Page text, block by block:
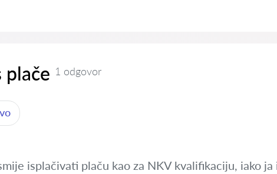
plače 1 odgovor
isplačivati plaču kao za NKV kvalifikaciju, iako ja